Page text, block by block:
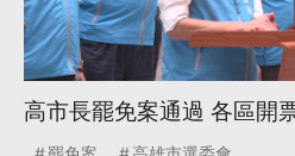
高市長罷免案通過 各區開